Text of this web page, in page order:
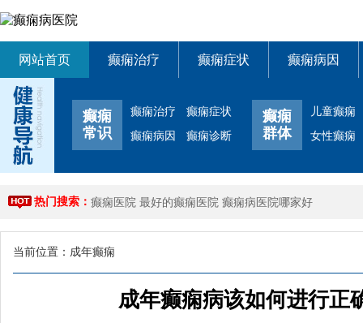
网站首页 癫痫治疗 癫痫症状 癫痫病因
癫痫
常识
癫痫治疗
癫痫症状
癫痫病因
癫痫诊断
癫痫
群体
儿童癫痫
女性癫痫
热门搜索： 癫痫医院 最好的癫痫医院 癫痫病医院哪家好
当前位置： 成年癫痫
成年癫痫病该如何进行正